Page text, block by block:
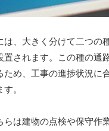
、大きく分けて二つの
されます。この種の通
め、工事の進捗状況
。
らは建物の点検や保守作